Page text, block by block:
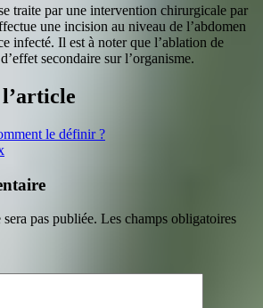
traite par une intervention chirurgicale par
une incision au niveau de l’abdomen
infecté. Il est à noter que l’ablation de
secondaire sur l’organisme.
le définir ?
pas publiée. Les champs obligatoires